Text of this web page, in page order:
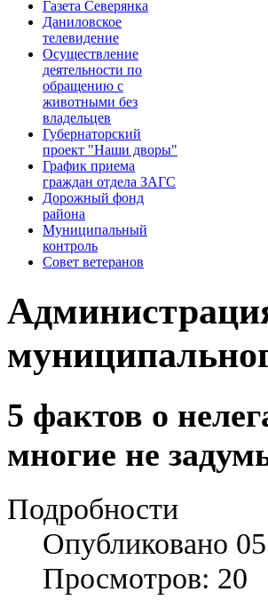
Газета Северянка
Даниловское
телевидение
Осуществление
деятельности по
обращению с
животными без
владельцев
Губернаторский
проект "Наши дворы"
График приема
граждан отдела ЗАГС
Дорожный фонд
района
Муниципальный
контроль
Совет ветеранов
5 фактов о
многие не
Подробности
Опубликовано
Просмотров: 20